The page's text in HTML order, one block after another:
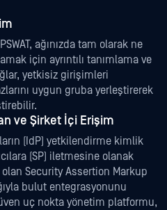
ağınızda tam olarak ne
için ayrıntılı tanımlama ve
yetkisiz girişimleri
uygun gruba yerleştirerek
ve Şirket İçi Erişim
(IdP) yetkilendirme kimlik
(SP) iletmesine olanak
Security Assertion Markup
bulut entegrasyonunu
uç nokta yönetim platformu,